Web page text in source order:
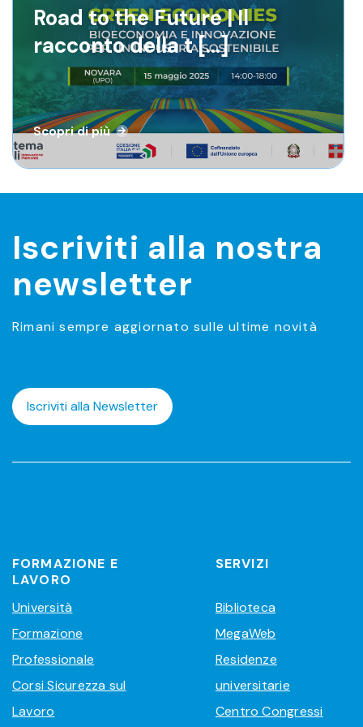
Road to the Future | Il
racconto della t [...]
Scopri di più
Road to the Future | Il
racconto della t [...]
Scopri di più
Iscriviti alla nostra
newsletter
Rimani sempre aggiornato sulle ultime novità
Iscriviti alla Newsletter
FORMAZIONE E
LAVORO
Università
Formazione
Professionale
Corsi Sicurezza sul
Lavoro
SERVIZI
Biblioteca
MegaWeb
Residenze
universitarie
Centro Congressi